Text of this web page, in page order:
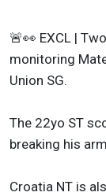
🚨👀 EXCL |
monitoring
Union SG.
The 22yo ST
breaking his
Croatia NT is